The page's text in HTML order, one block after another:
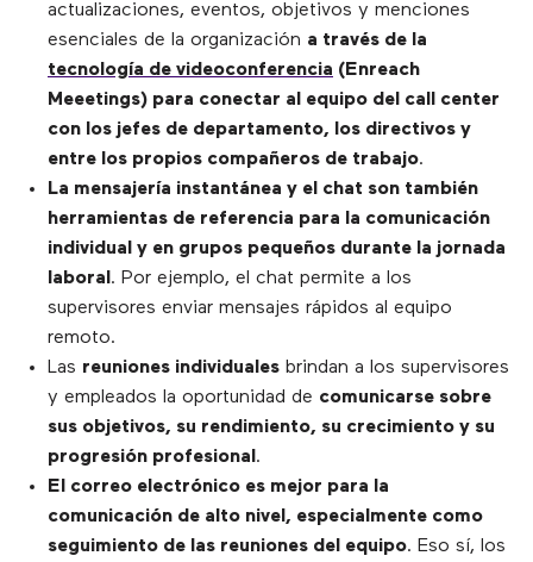
actualizaciones, eventos, objetivos y menciones
esenciales de la organización a través de la
tecnología de videoconferencia (Enreach
Meeetings) para conectar al equipo del call center
con los jefes de departamento, los directivos y
entre los propios compañeros de trabajo.
La mensajería instantánea y el chat son también
herramientas de referencia para la comunicación
individual y en grupos pequeños durante la jornada
laboral . Por ejemplo, el chat permite a los
supervisores enviar mensajes rápidos al equipo
remoto.
Las reuniones individuales brindan a los supervisores
y empleados la oportunidad de comunicarse sobre
sus objetivos, su rendimiento, su crecimiento y su
progresión profesional .
El correo electrónico es mejor para la
comunicación de alto nivel, especialmente como
seguimiento de las reuniones del equipo. Eso sí, los